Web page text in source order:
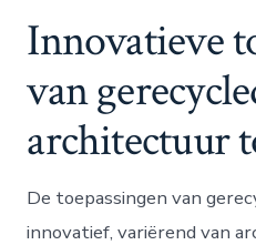
Innovatieve
van
architectuur
De toepassingen van
innovatief, variërend van